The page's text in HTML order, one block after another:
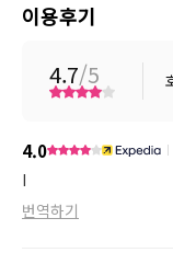
이용후기
4.7/5
4.0
I
번역하기